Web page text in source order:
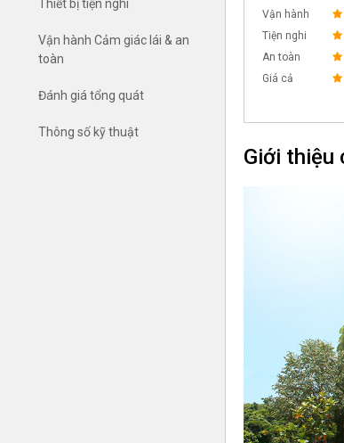
Thiết bị tiện nghi
Vận hành Cảm giác lái & an
toàn
Đánh giá tổng quát
Thông số kỹ thuật
Vận hành
Tiện nghi
An toàn
Giá cả
Giới thiệu